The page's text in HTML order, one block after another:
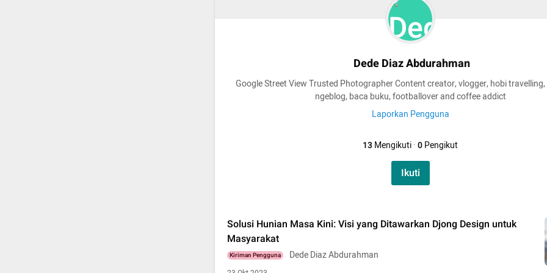
Dede Diaz Abdurahman
Google Street View Trusted Photographer Content creator, vlogger, hobi
ngeblog, baca buku, footballover and coffee addict
Laporkan Pengguna
13Mengikuti·0Pengikut
Ikuti
Solusi Hunian Masa Kini: Visi yang Ditawarkan Djong Design untuk
Masyarakat
Kiriman Pengguna Dede Diaz Abdurahman